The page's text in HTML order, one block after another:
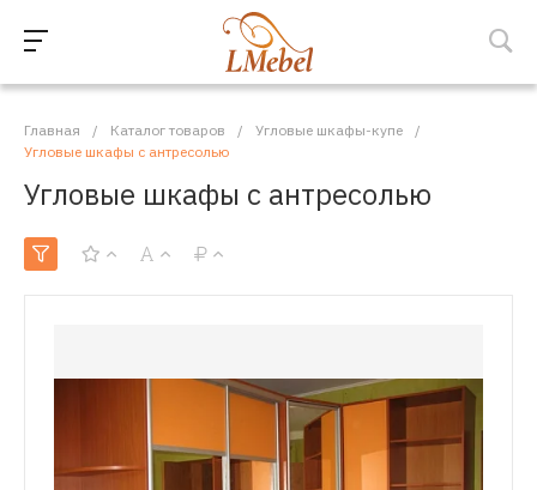
Главная / Каталог товаров / Угловые шкафы-купе
/
Угловые шкафы с антресолью
Угловые шкафы с антресолью